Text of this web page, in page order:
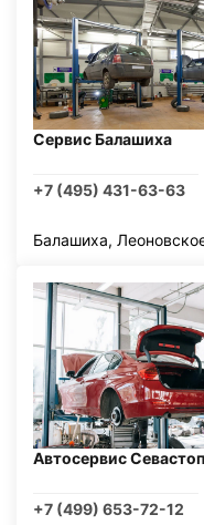
Сервис Балашиха
+7 (495) 431-63-63
Балашиха,
Автосервис
+7 (499) 653-72-12